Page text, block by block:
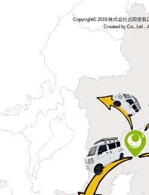
Copyright© 2019 株式会社吉田塗装
Created by Co., Ltd . .